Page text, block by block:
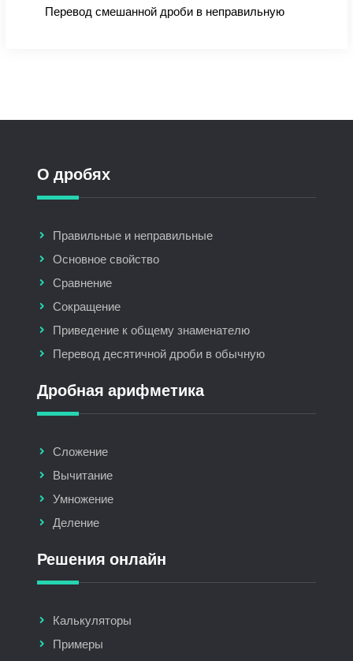
Перевод смешанной дроби в неправильную
О дробях
Правильные и неправильные
Основное свойство
Сравнение
Сокращение
Приведение к общему знаменателю
Перевод десятичной дроби в обычную
Дробная арифметика
Сложение
Вычитание
Умножение
Деление
Решения онлайн
Калькуляторы
Примеры